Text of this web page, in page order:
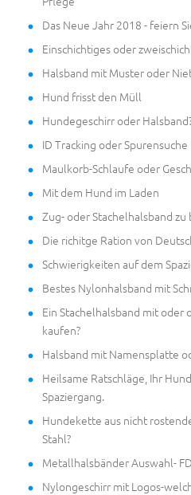
Das Neue Jahr 2018 - feiern
Einschichtiges oder
Halsband mit Muster oder
Hund frisst den Müll
Hundegeschirr oder
ID Tracking oder Spurensuche
Maulkorb-Schlaufe oder
Mit dem Hund im Laden
Zug- oder Stachelhalsband zu
Die richitge Ration von
Schwierigkeiten auf dem
Bestes Nylonhalsband mit
Ein Stachelhalsband mit oder
kaufen?
Halsband mit Namensplatte
Heilsame Ratschläge, Ihr
Spaziergang.
Hundekette aus nicht
Stahl?
Metallhalsbänder Auswahl-
Nylongeschirr mit Logos-